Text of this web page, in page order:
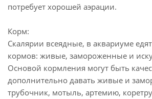
потребует хорошей аэрации.
Корм:
Скалярии всеядные, в аквариуме
кормов: живые, замороженные и
Основой кормления могут быть
дополнительно давать живые и
трубочник, мотыль, артемию,